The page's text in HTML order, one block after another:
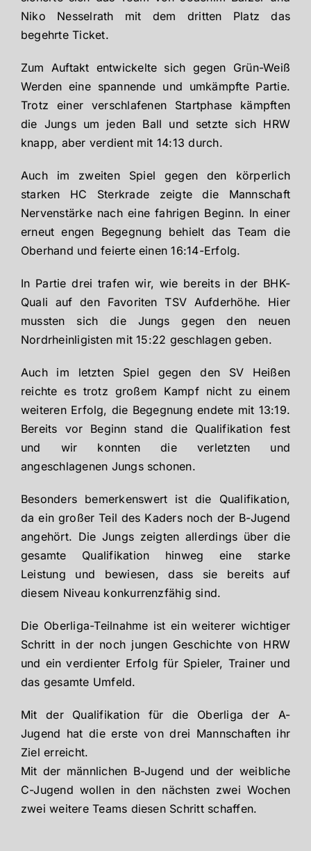
Niko Nesselrath mit dem dritten Platz das
begehrte Ticket.
Zum Auftakt entwickelte sich gegen Grün-Weiß
Werden eine spannende und umkämpfte Partie.
Trotz einer verschlafenen Startphase kämpften
die Jungs um jeden Ball und setzte sich HRW
knapp, aber verdient mit 14:13 durch.
Auch im zweiten Spiel gegen den körperlich
starken HC Sterkrade zeigte die Mannschaft
Nervenstärke nach eine fahrigen Beginn. In einer
erneut engen Begegnung behielt das Team die
Oberhand und feierte einen 16:14-Erfolg.
In Partie drei trafen wir, wie bereits in der BHK-
Quali auf den Favoriten TSV Aufderhöhe. Hier
mussten sich die Jungs gegen den neuen
Nordrheinligisten mit 15:22 geschlagen geben.
Auch im letzten Spiel gegen den SV Heißen
reichte es trotz großem Kampf nicht zu einem
weiteren Erfolg, die Begegnung endete mit 13:19.
Bereits vor Beginn stand die Qualifikation fest
und wir konnten die verletzten und
angeschlagenen Jungs schonen.
Besonders bemerkenswert ist die Qualifikation,
da ein großer Teil des Kaders noch der B-Jugend
angehört. Die Jungs zeigten allerdings über die
gesamte Qualifikation hinweg eine starke
Leistung und bewiesen, dass sie bereits auf
diesem Niveau konkurrenzfähig sind.
Die Oberliga-Teilnahme ist ein weiterer wichtiger
Schritt in der noch jungen Geschichte von HRW
und ein verdienter Erfolg für Spieler, Trainer und
das gesamte Umfeld.
Mit der Qualifikation für die Oberliga der A-
Jugend hat die erste von drei Mannschaften ihr
Ziel erreicht.
Mit der männlichen B-Jugend und der weibliche
C-Jugend wollen in den nächsten zwei Wochen
zwei weitere Teams diesen Schritt schaffen.